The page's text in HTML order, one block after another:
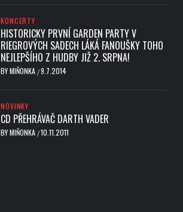
KONCERTY
HISTORICKY PRVNÍ GARDEN PARTY V
RIEGROVÝCH SADECH LÁKÁ FANOUŠKY TOHO
NEJLEPŠÍHO Z HUDBY JIŽ 2. SRPNA!
BYMIŇONKA /9.7.2014
NOVINKY
CD PŘEHRÁVAČ DARTH VADER
BYMIŇONKA /10.11.2011